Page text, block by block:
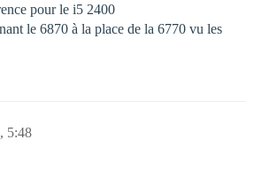
pour le i5 2400
le 6870 à la place de la 6770 vu les
5:48